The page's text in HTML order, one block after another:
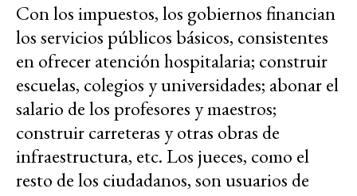
Con los impuestos, los gobiernos financian
los servicios públicos básicos, consistentes
en ofrecer atención hospitalaria; construir
escuelas, colegios y universidades; abonar el
salario de los profesores y maestros;
construir carreteras y otras obras de
infraestructura, etc. Los jueces, como el
resto de los ciudadanos, son usuarios de